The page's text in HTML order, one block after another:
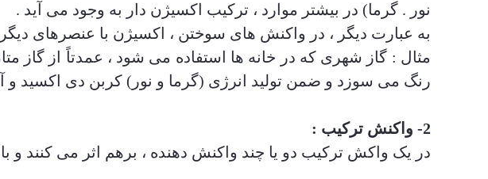
نور . گرما) در بیشتر موارد ، ترکیب اکسیژن دار به وجود می آید .
به عبارت دیگر ، در واکنش های سوختن ، اکسیژن با عنصرهای
مثال : گاز شهری که در خانه ها استفاده می شود ، عمدتاً از
رنگ می سوزد و ضمن تولید انرژی (گرما و نور) کربن دی اکسید و
2- واکنش ترکیب :
در یک واکش ترکیب دو یا چند واکنش دهنده ، برهم اثر می کنند و